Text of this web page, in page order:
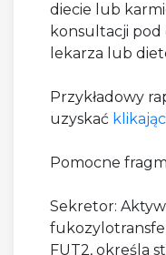
diecie lub
konsultacji
lekarza lub
Przykładowy
uzyskać
Pomocne
Sekretor:
FUT2, określa